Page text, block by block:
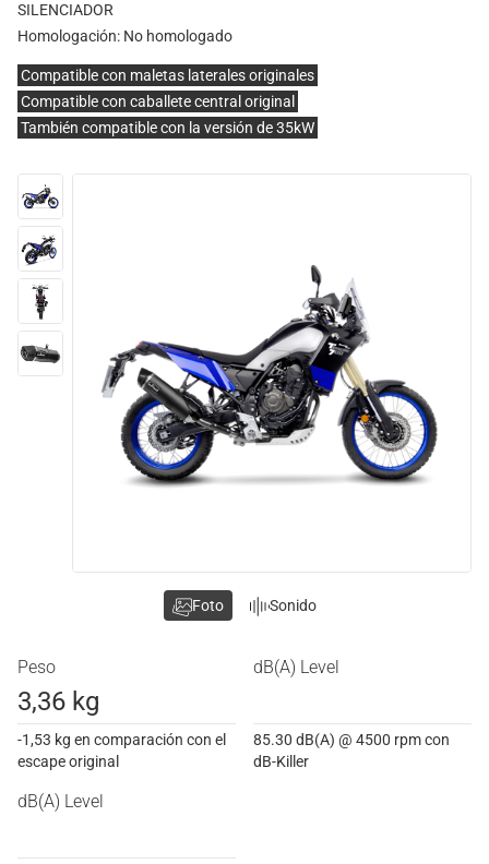
SILENCIADOR
Homologación: No homologado
Compatible con maletas laterales originales
Compatible con caballete central original
También compatible con la versión de 35kW
Peso
3,36 kg
-1,53 kg en comparación con el
escape original
dB(A) Level
85.30 dB(A) @ 4500 rpm con
dB-Killer
dB(A) Level
Foto Sonido